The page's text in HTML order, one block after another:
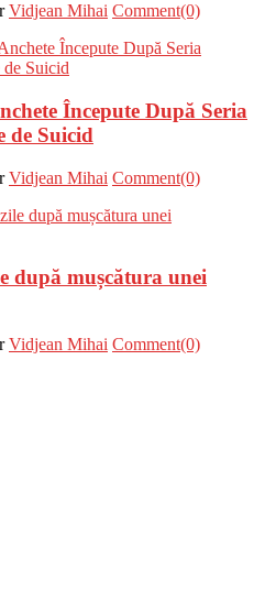
Vidjean Mihai Comment(0)
Începute După Seria
de Suicid
Vidjean Mihai Comment(0)
după mușcătura unei
Vidjean Mihai Comment(0)